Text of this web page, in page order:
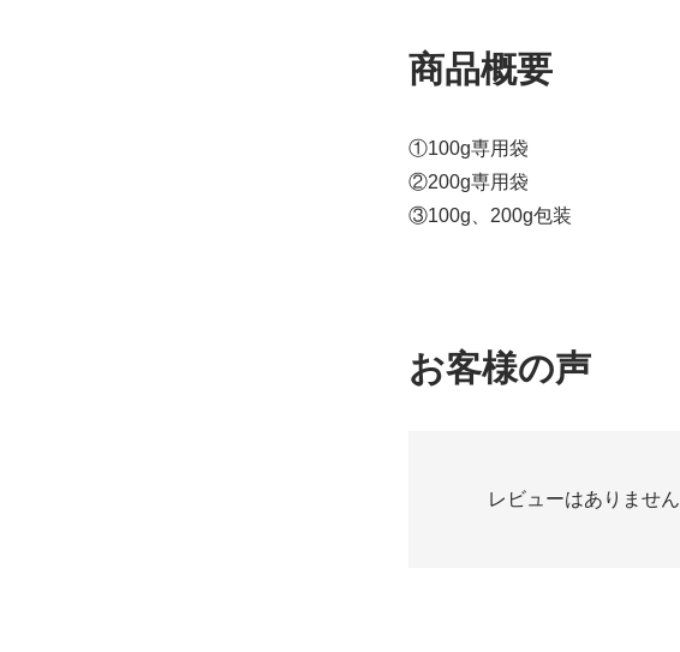
商品概要
①100g専用袋
②200g専用袋
③100g、200g包装
お客様の声
レビューはありません